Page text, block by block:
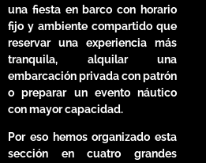
una fiesta en barco con horario
fijo y ambiente compartido que
reservar una experiencia más
tranquila, alquilar una
embarcación privada con patrón
o preparar un evento náutico
con mayor capacidad.
Por eso hemos organizado esta
sección en cuatro grandes